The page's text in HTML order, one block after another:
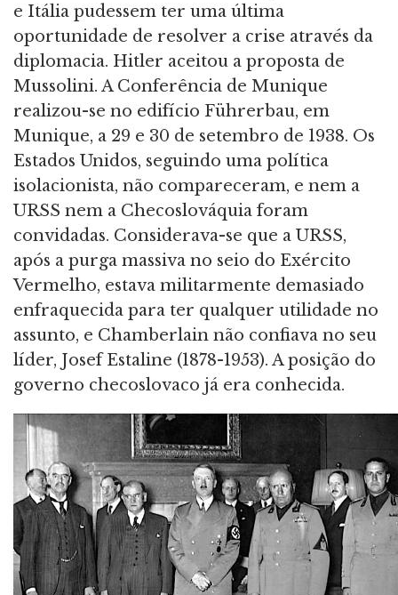
e Itália pudessem ter uma última
oportunidade de resolver a crise através da
diplomacia. Hitler aceitou a proposta de
Mussolini. A Conferência de Munique
realizou-se no edifício Führerbau, em
Munique, a 29 e 30 de setembro de 1938. Os
Estados Unidos, seguindo uma política
isolacionista, não compareceram, e nem a
URSS nem a Checoslováquia foram
convidadas. Considerava-se que a URSS,
após a purga massiva no seio do Exército
Vermelho, estava militarmente demasiado
enfraquecida para ter qualquer utilidade no
assunto, e Chamberlain não confiava no seu
líder, Josef Estaline (1878-1953). A posição do
governo checoslovaco já era conhecida.